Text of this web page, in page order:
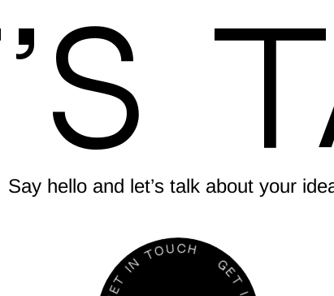
Say hello and let’s talk about your
GET IN TO
CH